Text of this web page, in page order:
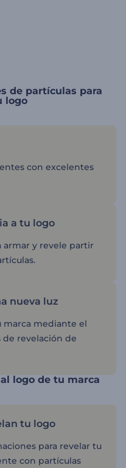
de partículas para
logo
con excelentes
a tu logo
armar y revele partir
nueva luz
marca mediante el
de revelación de
logo de tu marca
tu logo
para revelar tu
con partículas